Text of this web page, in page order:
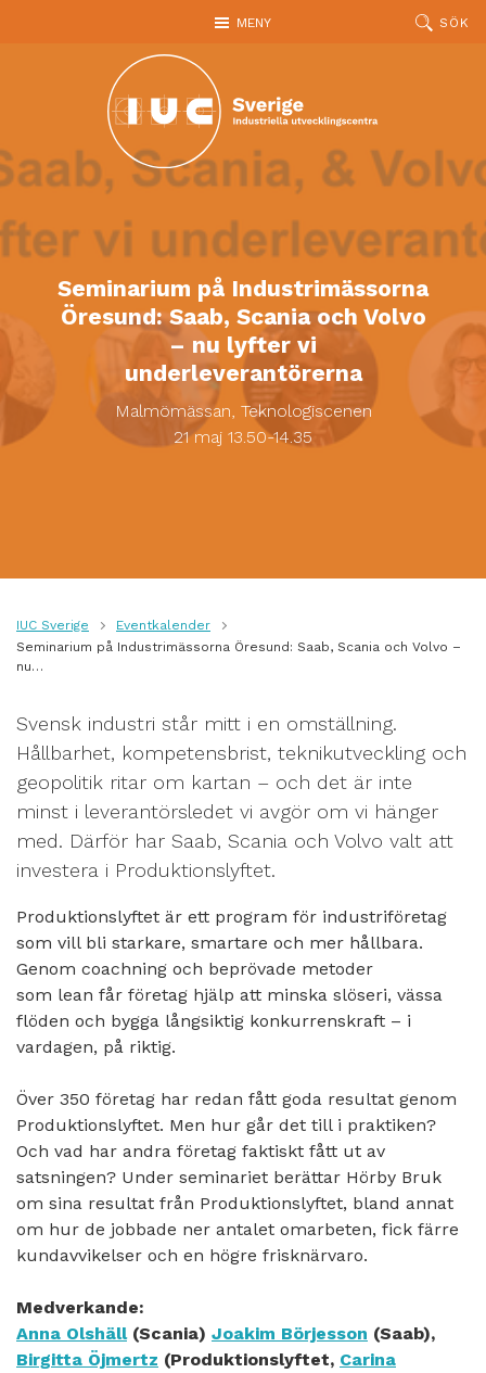
MENY SÖK
Seminarium på Industrimässorna
Öresund: Saab, Scania och Volvo
– nu lyfter vi
underleverantörerna
Malmömässan, Teknologiscenen
21 maj 13.50-14.35
IUC Sverige
Eventkalender
Seminarium på Industrimässorna Öresund: Saab, Scania och Volvo –
nu…
Svensk industri står mitt i en omställning.
Hållbarhet, kompetensbrist, teknikutveckling och
geopolitik ritar om kartan – och det är inte
minst i leverantörsledet vi avgör om vi hänger
med. Därför har Saab, Scania och Volvo valt att
investera i Produktionslyftet.
Produktionslyftet är ett program för industriföretag
som vill bli starkare, smartare och mer hållbara.
Genom coachning och beprövade metoder
som lean får företag hjälp att minska slöseri, vässa
flöden och bygga långsiktig konkurrenskraft – i
vardagen, på riktig.
Över 350 företag har redan fått goda resultat genom
Produktionslyftet. Men hur går det till i praktiken?
Och vad har andra företag faktiskt fått ut av
satsningen? Under seminariet berättar Hörby Bruk
om sina resultat från Produktionslyftet, bland annat
om hur de jobbade ner antalet omarbeten, fick färre
kundavvikelser och en högre frisknärvaro.
Medverkande:
Anna Olshäll(Scania) Joakim Börjesson (Saab),
Birgitta Öjmertz (Produktionslyftet, Carina